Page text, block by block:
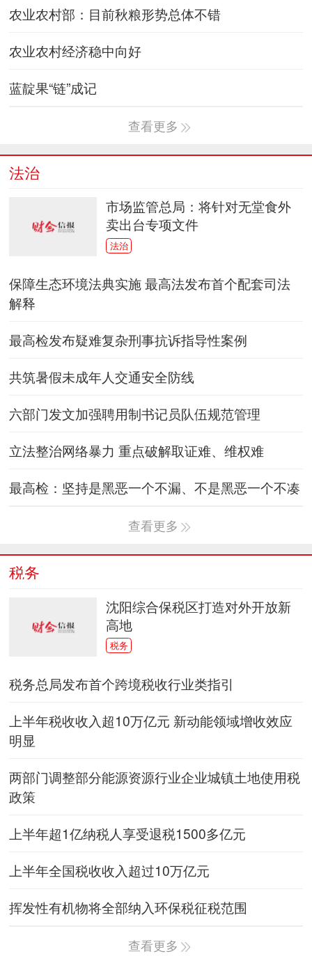
农业农村部：目前秋粮形势总体不错
农业农村经济稳中向好
蓝靛果“链”成记
查看更多
法治
市场监管总局：将针对无堂食外
卖出台专项文件
法治
保障生态环境法典实施 最高法发布首个配套司法
解释
最高检发布疑难复杂刑事抗诉指导性案例
共筑暑假未成年人交通安全防线
六部门发文加强聘用制书记员队伍规范管理
立法整治网络暴力 重点破解取证难、维权难
最高检：坚持是黑恶一个不漏、不是黑恶一个不凑
查看更多
税务
沈阳综合保税区打造对外开放新
高地
税务
税务总局发布首个跨境税收行业类指引
上半年税收收入超10万亿元 新动能领域增收效应
明显
两部门调整部分能源资源行业企业城镇土地使用税
政策
上半年超1亿纳税人享受退税1500多亿元
上半年全国税收收入超过10万亿元
挥发性有机物将全部纳入环保税征税范围
查看更多